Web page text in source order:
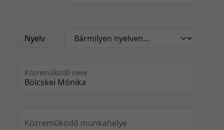
Nyelv
Közreműködő neve
Közreműködő munkahelye